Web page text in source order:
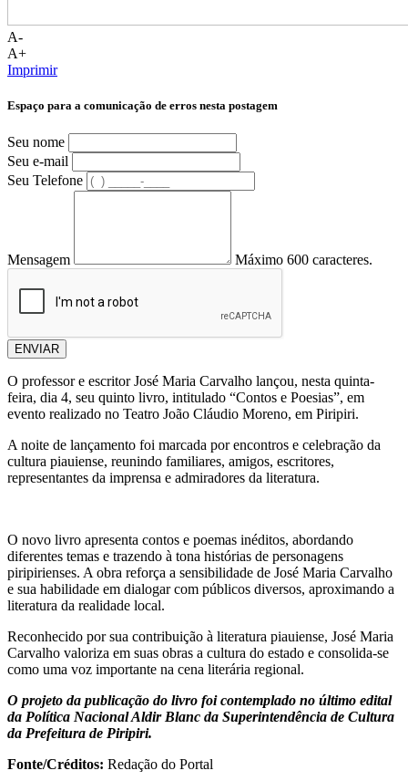
A-
A+
Imprimir
Espaço para a comunicação de erros nesta postagem
Seu nome
Seu e-mail
Seu Telefone
Mensagem Máximo 600 caracteres.
ENVIAR
O professor e escritor José Maria Carvalho lançou, nesta quinta-
feira, dia 4, seu quinto livro, intitulado “Contos e Poesias”, em
evento realizado no Teatro João Cláudio Moreno, em Piripiri.
A noite de lançamento foi marcada por encontros e celebração da
cultura piauiense, reunindo familiares, amigos, escritores,
representantes da imprensa e admiradores da literatura.
O novo livro apresenta contos e poemas inéditos, abordando
diferentes temas e trazendo à tona histórias de personagens
piripirienses. A obra reforça a sensibilidade de José Maria Carvalho
e sua habilidade em dialogar com públicos diversos, aproximando a
literatura da realidade local.
Reconhecido por sua contribuição à literatura piauiense, José Maria
Carvalho valoriza em suas obras a cultura do estado e consolida-se
como uma voz importante na cena literária regional.
O projeto da publicação do livro foi contemplado no último edital
da Política Nacional Aldir Blanc da Superintendência de Cultura
da Prefeitura de Piripiri.
Fonte/Créditos: Redação do Portal